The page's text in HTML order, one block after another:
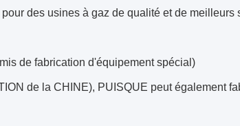
des usines à gaz de qualité et de meilleurs
de fabrication d'équipement spécial)
de la CHINE), PUISQUE peut également